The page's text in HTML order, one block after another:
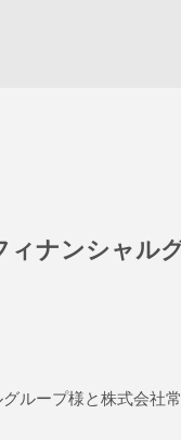
ィナンシャル
ループ様と株式会社